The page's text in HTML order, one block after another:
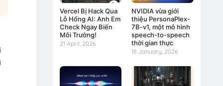
Vercel Bị Hack Qua
Lỗ Hổng AI: Anh Em
Check Ngay Biến
Môi Trường!
21 April, 2026
NVIDIA vừa giới
thiệu PersonaPlex-
7B-v1, một mô hình
speech-to-speech
thời gian thực
18 January, 2026